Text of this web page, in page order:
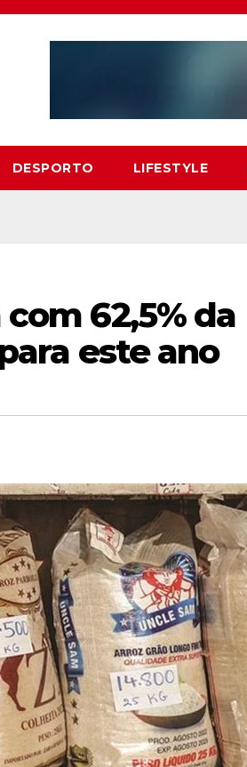
DESPORTO LIFESTYLE
62,5% da
este ano